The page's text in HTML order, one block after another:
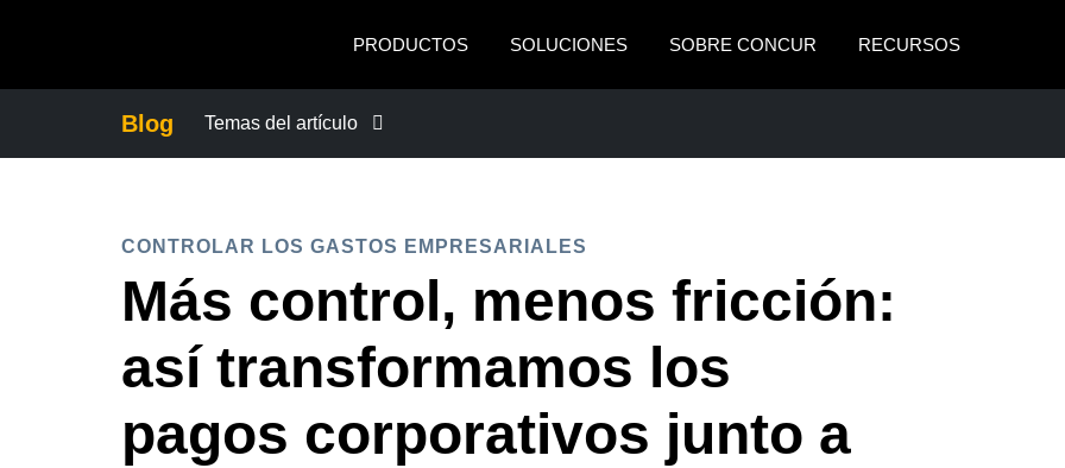
PRODUCTOS
SOLUCIONES SOBRE CONCUR RECURSOS
México (Español)
Brasil (Português)
Blog Temas del artículo
CRECIMIENTO Y OPTIMIZACIÓN
CONTROLAR LOS GASTOS EMPRESARIALES
Más control, menos fricción:
así transformamos los
pagos corporativos junto a